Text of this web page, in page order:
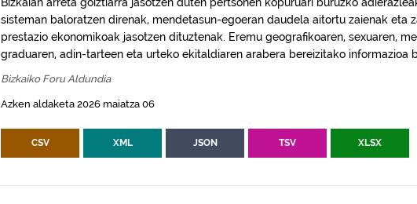
sisteman baloratzen direnak, mendetasun-egoeran daudela aitortu zaienak eta
prestazio ekonomikoak jasotzen dituztenak. Eremu geografikoaren, sexuaren,
graduaren, adin-tarteen eta urteko ekitaldiaren arabera bereizitako informazioa
Bizkaiko Foru Aldundia
Azken aldaketa 2026 maiatza 06
CSV XML JSON TSV XLSX